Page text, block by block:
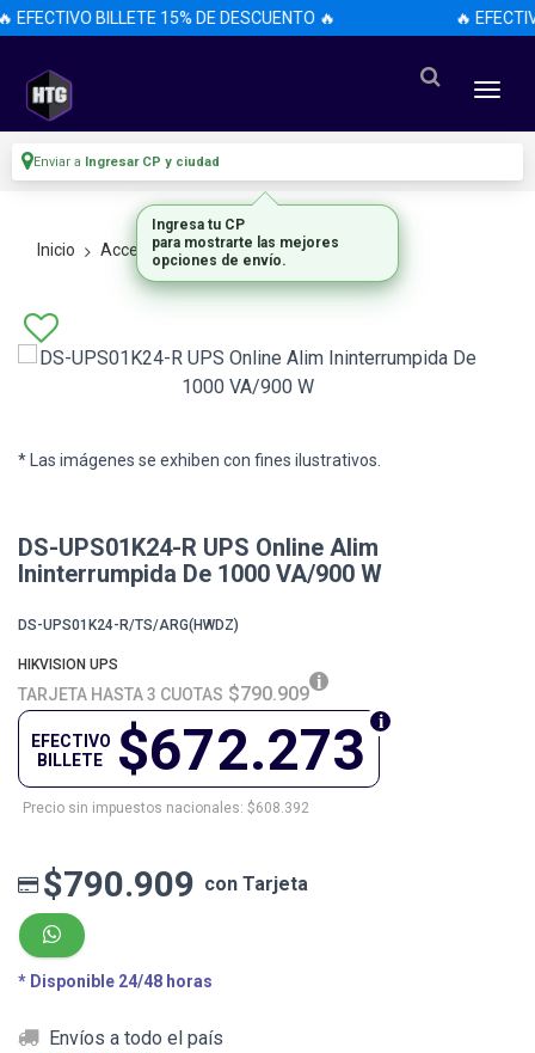
EFECTIVO BILLETE 15% DE DESCUENTO 🔥 🔥
Enviar a Ingresar CP y ciudad
Inicio Accesorios Accesorios
* Las imágenes se exhiben con fines ilustrativos.
DS-UPS01K24-R UPS Online Alim
Ininterrumpida De 1000 VA/900 W
DS-UPS01K24-R/TS/ARG(HWDZ)
HIKVISION UPS
TARJETA HASTA 3 CUOTAS $790.909
$672.273
EFECTIVO
BILLETE
Precio sin impuestos nacionales: $608.392
$790.909 con Tarjeta
* Disponible 24/48 horas
Envíos a todo el país
Ingresa tu CP
para mostrarte las mejores
opciones de envío.